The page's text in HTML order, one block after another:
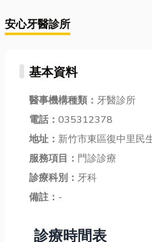
安心牙醫診所
基本資料
醫事機構種類： 牙醫診所
電話： 035312378
地址： 新竹市東區復中里民
服務項目： 門診診療
診療科別： 牙科
備註： -
診療時間表